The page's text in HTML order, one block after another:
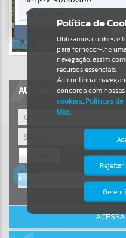
Portais
Por
NOTÍCIAS
Por
Por
Por
AUTOATENDIMENTO
Cadastre-se
Política de
Utilizamos cookies e
para fornecer-lhe
navegação, assim
recursos essenciais.
Ao continuar
concorda com nossas
cookies, Políticas
Uso.
Rejeitar
Isto significa que
providenciados
Verificar Mais Detalhes